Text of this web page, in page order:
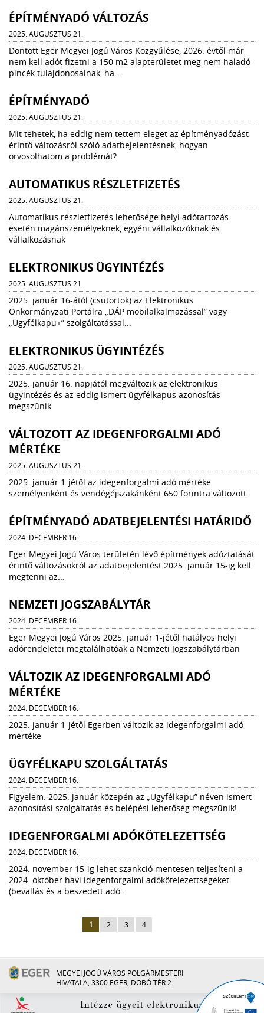
ÉPÍTMÉNYADÓ VÁLTOZÁS
2025. AUGUSZTUS 21.
Döntött Eger Megyei Jogú Város Közgyűlése, 2026. évtől már
nem kell adót fizetni a 150 m2 alapterületet meg nem haladó
pincék tulajdonosainak, ha...
ÉPÍTMÉNYADÓ
2025. AUGUSZTUS 21.
Mit tehetek, ha eddig nem tettem eleget az építményadózást
érintő változásról szóló adatbejelentésnek, hogyan
orvosolhatom a problémát?
AUTOMATIKUS RÉSZLETFIZETÉS
2025. AUGUSZTUS 21.
Automatikus részletfizetés lehetősége helyi adótartozás
esetén magánszemélyeknek, egyéni vállalkozóknak és
vállalkozásnak
ELEKTRONIKUS ÜGYINTÉZÉS
2025. AUGUSZTUS 21.
2025. január 16-ától (csütörtök) az Elektronikus
Önkormányzati Portálra „DÁP mobilalkalmazással” vagy
„Ügyfélkapu+” szolgáltatással...
ELEKTRONIKUS ÜGYINTÉZÉS
2025. AUGUSZTUS 21.
2025. január 16. napjától megváltozik az elektronikus
ügyintézés és az eddig ismert ügyfélkapus azonosítás
megszűnik
VÁLTOZOTT AZ IDEGENFORGALMI ADÓ
MÉRTÉKE
2025. AUGUSZTUS 21.
2025. január 1-jétől az idegenforgalmi adó mértéke
személyenként és vendégéjszakánként 650 forintra változott.
ÉPÍTMÉNYADÓ ADATBEJELENTÉSI HATÁRIDŐ
2024. DECEMBER 16.
Eger Megyei Jogú Város területén lévő építmények adóztatását
érintő változásokról az adatbejelentést 2025. január 15-ig kell
megtenni az...
NEMZETI JOGSZABÁLYTÁR
2024. DECEMBER 16.
Eger Megyei Jogú Város 2025. január 1-jétől hatályos helyi
adórendeletei megtalálhatóak a Nemzeti Jogszabálytárban
VÁLTOZIK AZ IDEGENFORGALMI ADÓ
MÉRTÉKE
2024. DECEMBER 16.
2025. január 1-jétől Egerben változik az idegenforgalmi adó
mértéke
ÜGYFÉLKAPU SZOLGÁLTATÁS
2024. DECEMBER 16.
Figyelem: 2025. január közepén az „Ügyfélkapu” néven ismert
azonosítási szolgáltatás és belépési lehetőség megszűnik!
IDEGENFORGALMI ADÓKÖTELEZETTSÉG
2024. DECEMBER 16.
2024. november 15-ig lehet szankció mentesen teljesíteni a
2024. október havi idegenforgalmi adókötelezettségeket
(bevallás és a beszedett adó...
1 2 3 4
MEGYEI JOGÚ VÁROS POLGÁRMESTERI
HIVATALA, 3300 EGER, DOBÓ TÉR 2.